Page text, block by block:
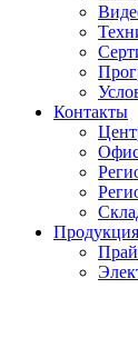
Контакты
Продукция